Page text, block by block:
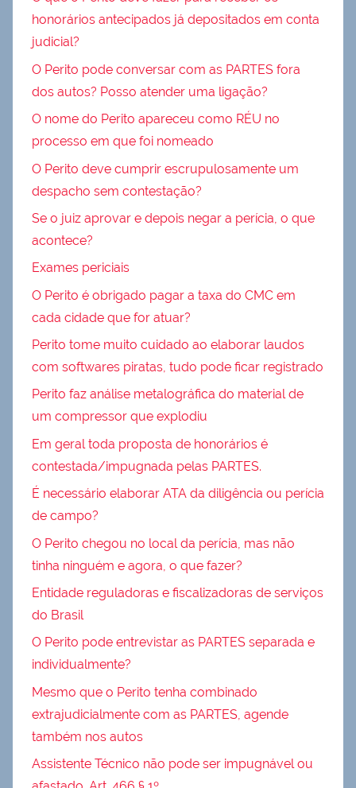
honorários antecipados já depositados em conta
judicial?
O Perito pode conversar com as PARTES fora
dos autos? Posso atender uma ligação?
O nome do Perito apareceu como RÉU no
processo em que foi nomeado
O Perito deve cumprir escrupulosamente um
despacho sem contestação?
Se o juiz aprovar e depois negar a perícia, o que
acontece?
Exames periciais
O Perito é obrigado pagar a taxa do CMC em
cada cidade que for atuar?
Perito tome muito cuidado ao elaborar laudos
com softwares piratas, tudo pode ficar registrado
Perito faz análise metalográfica do material de
um compressor que explodiu
Em geral toda proposta de honorários é
contestada/impugnada pelas PARTES.
É necessário elaborar ATA da diligência ou perícia
de campo?
O Perito chegou no local da perícia, mas não
tinha ninguém e agora, o que fazer?
Entidade reguladoras e fiscalizadoras de serviços
do Brasil
O Perito pode entrevistar as PARTES separada e
individualmente?
Mesmo que o Perito tenha combinado
extrajudicialmente com as PARTES, agende
também nos autos
Assistente Técnico não pode ser impugnável ou